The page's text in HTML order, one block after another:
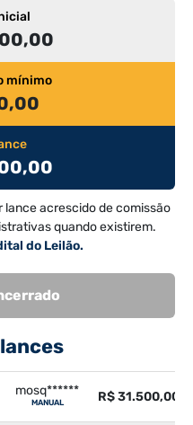
mínimo
lance acrescido de comissão
quando existirem.
do Leilão.
mosq******
MANUAL R$ 31.500,00